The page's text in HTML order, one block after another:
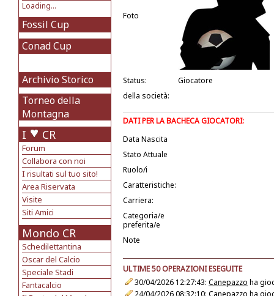
Loading...
Fossil Cup
Conad Cup
Archivio Storico
Torneo della
Montagna
I CR
Forum
Collabora con noi
I risultati sul tuo sito!
Area Riservata
Visite
Siti Amici
Mondo CR
Schedilettantina
Oscar del Calcio
Speciale Stadi
Fantacalcio
Foto
Status:
Giocatore
della società:
DATI PER LA BACHECA GIOCATORI:
Data Nascita
Stato Attuale
Ruolo/i
Caratteristiche:
Carriera:
Categoria/e
preferita/e
Note
ULTIME 50 OPERAZIONI ESEGUITE
30/04/2026 12:27:43: Canepazzo ha
24/04/2026 08:32:10: Canepazzo ha